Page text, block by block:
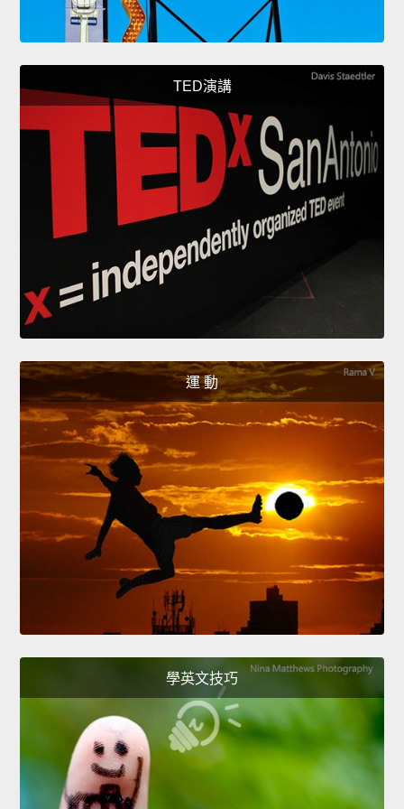
TED演講
運 動
學英文技巧